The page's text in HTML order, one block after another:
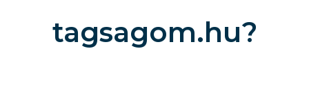
tagsagom.hu?